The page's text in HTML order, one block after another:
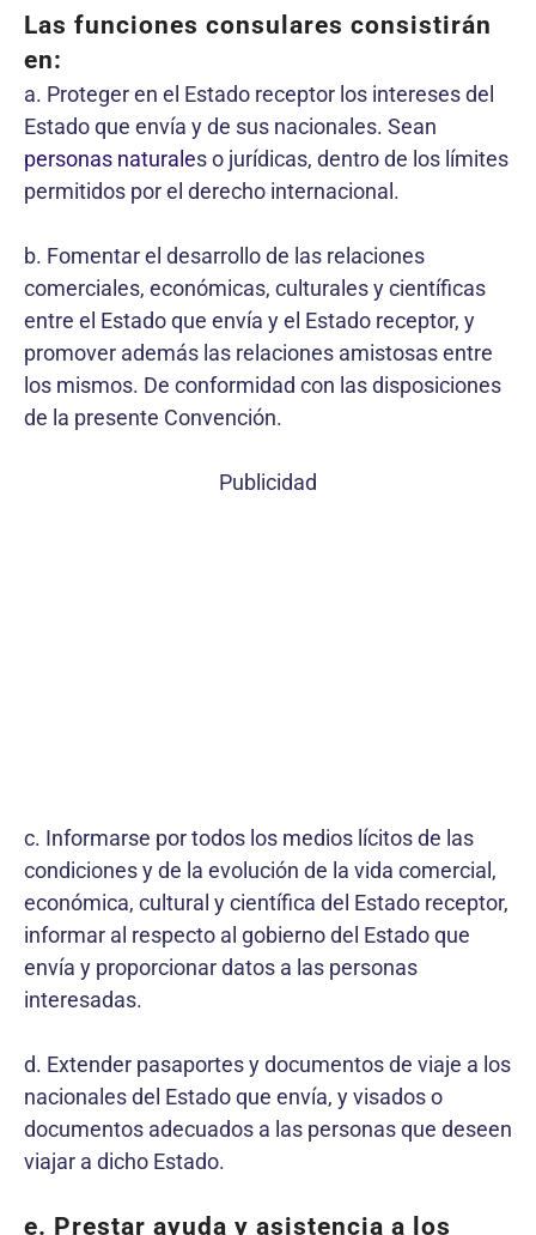
Las funciones consulares consistirán
en:
a. Proteger en el Estado receptor los intereses del
Estado que envía y de sus nacionales. Sean
personas naturales o jurídicas, dentro de los límites
permitidos por el derecho internacional.
b. Fomentar el desarrollo de las relaciones
comerciales, económicas, culturales y científicas
entre el Estado que envía y el Estado receptor, y
promover además las relaciones amistosas entre
los mismos. De conformidad con las disposiciones
de la presente Convención.
Publicidad
c. Informarse por todos los medios lícitos de las
condiciones y de la evolución de la vida comercial,
económica, cultural y científica del Estado receptor,
informar al respecto al gobierno del Estado que
envía y proporcionar datos a las personas
interesadas.
d. Extender pasaportes y documentos de viaje a los
nacionales del Estado que envía, y visados o
documentos adecuados a las personas que deseen
viajar a dicho Estado.
e. Prestar ayuda y asistencia a los